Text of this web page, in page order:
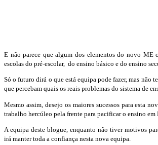
E não parece que algum dos elementos do novo ME
escolas do pré-escolar, do ensino básico e do ensino
Só o futuro dirá o que está equipa pode fazer, mas não
que percebam quais os reais problemas do sistema de
Mesmo assim, desejo os maiores sucessos para esta
trabalho hercúleo pela frente para pacificar o ensino em
A equipa deste blogue, enquanto não tiver motivos
irá manter toda a confiança nesta nova equipa.